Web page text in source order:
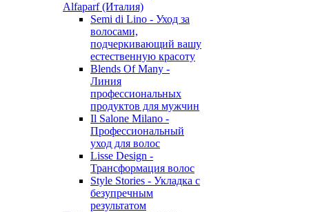
Alfaparf (Италия)
Semi di Lino - Уход за
волосами,
подчеркивающий вашу
естественную красоту
Blends Of Many -
Линия
профессиональных
продуктов для мужчин
Il Salone Milano -
Профессиональный
уход для волос
Lisse Design -
Трансформация волос
Style Stories - Укладка с
безупречным
результатом